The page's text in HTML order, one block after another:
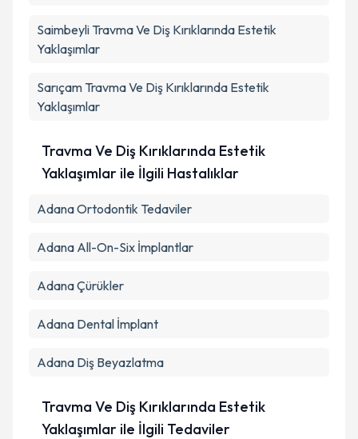
Takvim Talebini Gönder
Saimbeyli Travma Ve Diş Kırıklarında Estetik
Yaklaşımlar
Sarıçam Travma Ve Diş Kırıklarında Estetik
Yaklaşımlar
Travma Ve Diş Kırıklarında Estetik
Yaklaşımlar ile İlgili Hastalıklar
Adana Ortodontik Tedaviler
Adana All-On-Six İmplantlar
Adana Çürükler
Adana Dental İmplant
Adana Diş Beyazlatma
Travma Ve Diş Kırıklarında Estetik
Yaklaşımlar ile İlgili Tedaviler